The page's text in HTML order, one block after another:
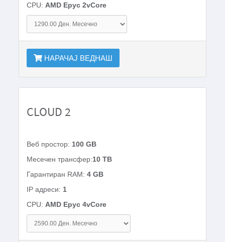
CPU: AMD Epyc 2vCore
НАРАЧАЈ ВЕДНАШ
CLOUD 2
Веб простор: 100 GB
Месечен трансфер:10 TB
Гарантиран RAM:4 GB
IP адреси: 1
CPU: AMD Epyc 4vCore